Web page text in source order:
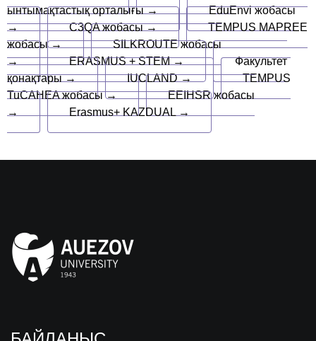
ынтымақтастық орталығы →
EduEnvi жобасы
→
C3QA жобасы →
TEMPUS MAPREE
жобасы →
SILKROUTE жобасы
→
ERASMUS + STEM →
Факультет
қонақтары →
IUCLAND →
TEMPUS
TuCAHEA жобасы →
EEIHSR жобасы
→
Erasmus+ KAZDUAL →